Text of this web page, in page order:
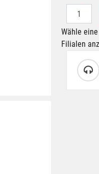
Wähle
Filialen